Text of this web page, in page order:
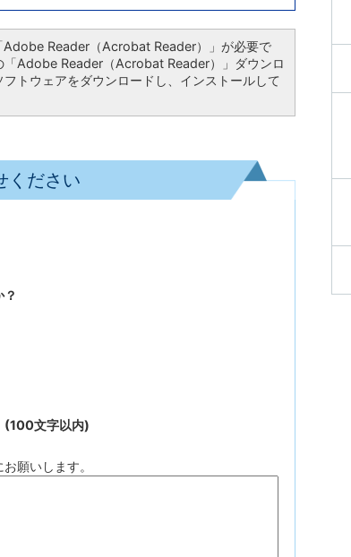
Adobe Reader（Acrobat Reader）」が必要で
「Adobe Reader（Acrobat Reader）」ダウンロ
トウェアをダウンロードし、インストールして
ください
(100文字以内)
願いします。